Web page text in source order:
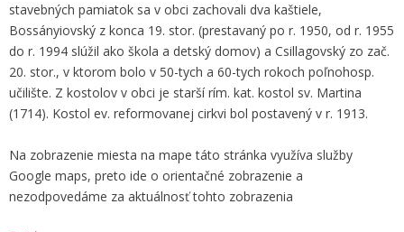
stavebných pamiatok sa v obci zachovali dva kaštiele,
Bossányiovský z konca 19. stor. (prestavaný po r. 1950, od r. 1955
do r. 1994 slúžil ako škola a detský domov) a Csillagovský zo zač.
20. stor., v ktorom bolo v 50-tych a 60-tych rokoch poľnohosp.
učilište. Z kostolov v obci je starší rím. kat. kostol sv. Martina
(1714). Kostol ev. reformovanej cirkvi bol postavený v r. 1913.
Na zobrazenie miesta na mape táto stránka využíva služby
Google maps, preto ide o orientačné zobrazenie a
nezodpovedáme za aktuálnosť tohto zobrazenia